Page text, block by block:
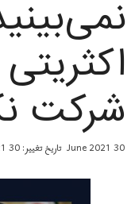
شرکت
30 June 2021 تاریخ تغییر: 30 June 2021